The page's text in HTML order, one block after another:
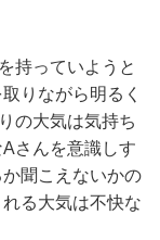
持っていようと
りながら明るく
の大気は気持ち
さんを意識しす
聞こえないかの
る大気は不快な